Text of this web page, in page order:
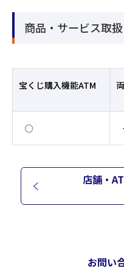
商品・サービス取
宝くじ購入機能ATM
○
店舗・
お問い